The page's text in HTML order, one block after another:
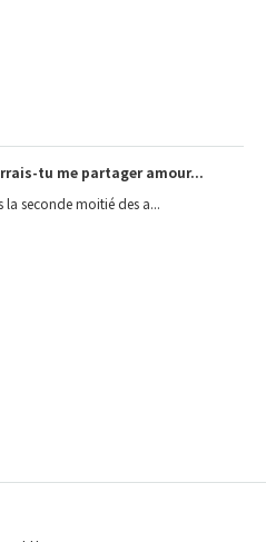
tu me partager amour...
la seconde moitié des a...